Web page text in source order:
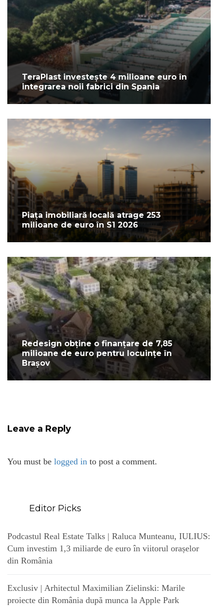
TeraPlast investește 4 milioane euro în
integrarea noii fabrici din Spania
Piața imobiliară locală atrage 253
milioane de euro în S1 2026
Redesign obține o finanțare de 7,85
milioane de euro pentru locuințe în
Brașov
Leave a Reply
You must be logged in to post a comment.
Editor Picks
Podcastul Real Estate Talks | Raluca Munteanu, IULIUS:
Cum investim 1,3 miliarde de euro în viitorul orașelor
din România
Exclusiv | Arhitectul Maximilian Zielinski: Marile
proiecte din România după munca la Apple Park